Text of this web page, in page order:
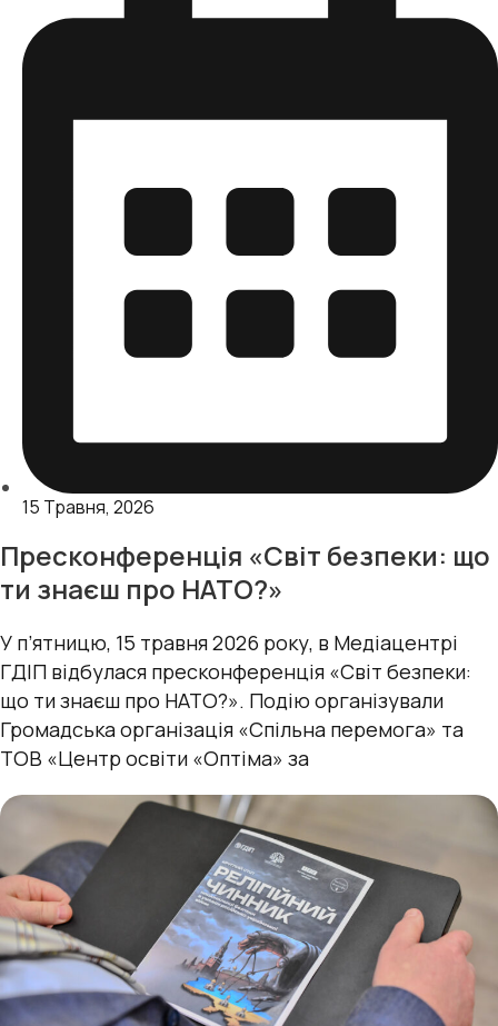
15 Травня, 2026
Пресконференція «Світ безпеки: що
ти знаєш про НАТО?»
У п’ятницю, 15 травня 2026 року, в Медіацентрі
ГДІП відбулася пресконференція «Світ безпеки:
що ти знаєш про НАТО?». Подію організували
Громадська організація «Спільна перемога» та
ТОВ «Центр освіти «Оптіма» за